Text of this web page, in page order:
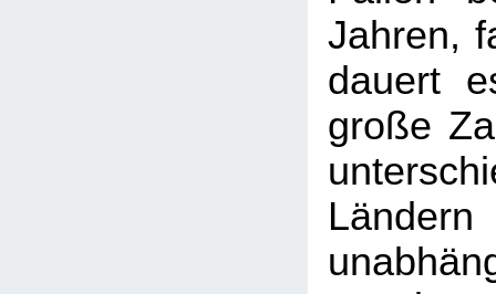
Jahren,
dauert
große